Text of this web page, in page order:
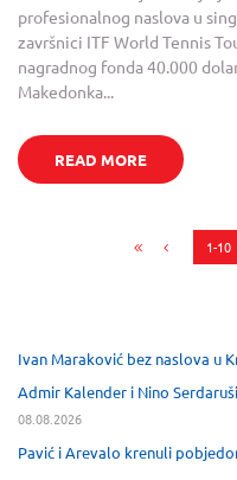
profesionalnog naslova u
završnici ITF World Tennis
nagradnog fonda 40.000
Makedonka...
READ MORE
1-10
Ivan Maraković bez naslova u
Admir Kalender i Nino
08.08.2026
Pavić i Arevalo krenuli